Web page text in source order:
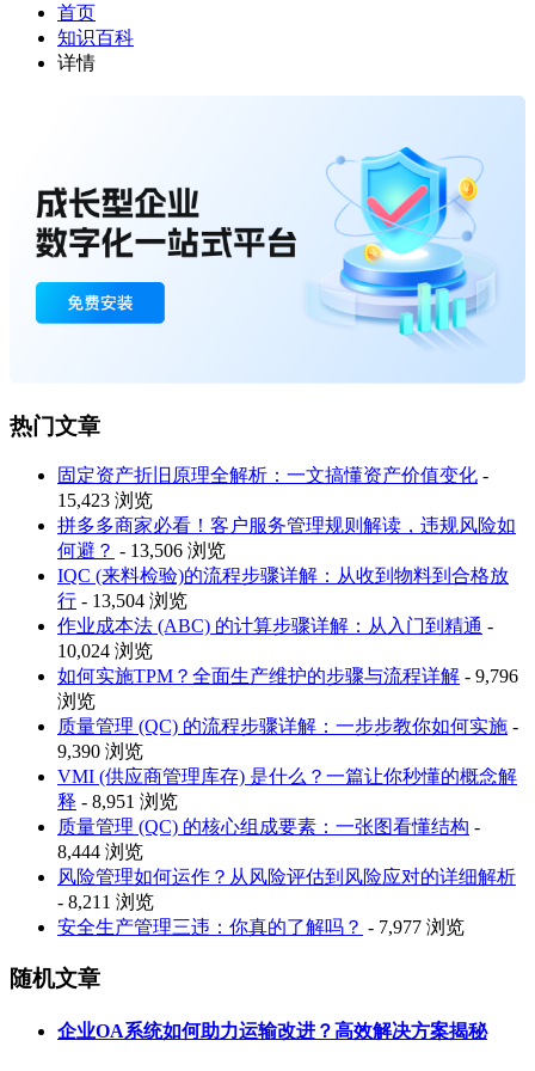
首页
知识百科
详情
热门文章
固定资产折旧原理全解析：一文搞懂资产价值变化 -
15,423 浏览
拼多多商家必看！客户服务管理规则解读，违规风险如
何避？ - 13,506 浏览
IQC (来料检验)的流程步骤详解：从收到物料到合格放
行 - 13,504 浏览
作业成本法 (ABC) 的计算步骤详解：从入门到精通 -
10,024 浏览
如何实施TPM？全面生产维护的步骤与流程详解 - 9,796
浏览
质量管理 (QC) 的流程步骤详解：一步步教你如何实施 -
9,390 浏览
VMI (供应商管理库存) 是什么？一篇让你秒懂的概念解
释 - 8,951 浏览
质量管理 (QC) 的核心组成要素：一张图看懂结构 -
8,444 浏览
风险管理如何运作？从风险评估到风险应对的详细解析
- 8,211 浏览
安全生产管理三违：你真的了解吗？ - 7,977 浏览
随机文章
企业OA系统如何助力运输改进？高效解决方案揭秘